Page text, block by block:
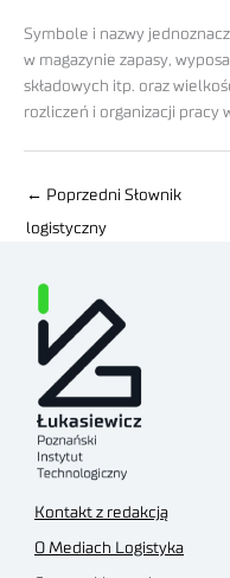
Symbole i nazwy
w magazynie zapasy,
składowych itp. oraz
rozliczeń i organizacji pracy
← Poprzedni Słownik
logistyczny
Kontakt z redakcją
O Mediach Logistyka